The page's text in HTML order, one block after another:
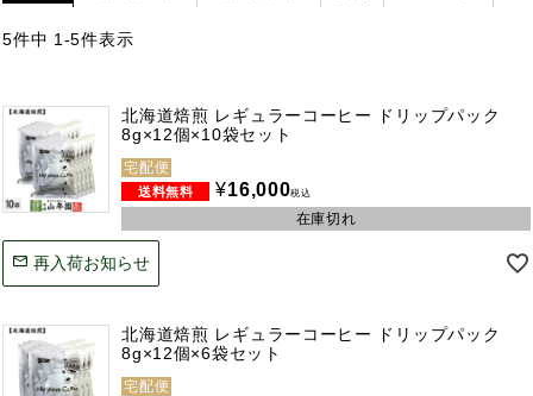
5件中 1 -5件表示
北海道焙煎 レギュラーコーヒー ドリップパック
8g×12個×10袋セット
宅配便
¥16,000税込
在庫切れ
再入荷お知らせ
北海道焙煎 レギュラーコーヒー ドリップパック
8g×12個×6袋セット
宅配便